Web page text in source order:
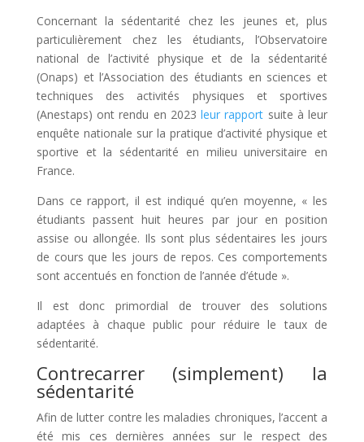
Concernant la sédentarité chez les jeunes et, plus
particulièrement chez les étudiants, l’Observatoire
national de l’activité physique et de la sédentarité
(Onaps) et l’Association des étudiants en sciences et
techniques des activités physiques et sportives
(Anestaps) ont rendu en 2023leur rapport suite à leur
enquête nationale sur la pratique d’activité physique et
sportive et la sédentarité en milieu universitaire en
France.
Dans ce rapport, il est indiqué qu’en moyenne, « les
étudiants passent huit heures par jour en position
assise ou allongée. Ils sont plus sédentaires les jours
de cours que les jours de repos. Ces comportements
sont accentués en fonction de l’année d’étude ».
Il est donc primordial de trouver des solutions
adaptées à chaque public pour réduire le taux de
sédentarité.
Contrecarrer (simplement) la
sédentarité
Afin de lutter contre les maladies chroniques, l’accent a
été mis ces dernières années sur le respect des